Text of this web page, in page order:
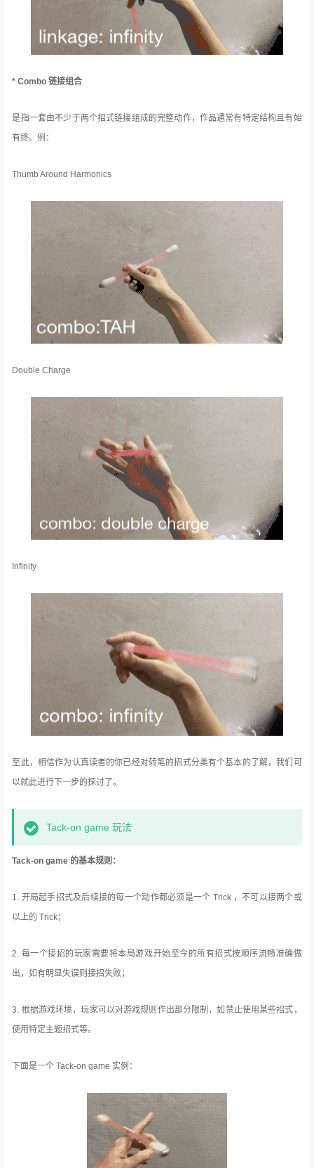
* Combo 链接组合
是指一套由不少于两个招式链接组成的完整动作，作品通常有特定结构且有始
有终。例：
Thumb Around Harmonics
Double Charge
Infinity
至此，相信作为认真读者的你已经对转笔的招式分类有个基本的了解，我们可
以就此进行下一步的探讨了。
Tack-on game 玩法
Tack-on game 的基本规则：
1. 开局起手招式及后续接的每一个动作都必须是一个 Trick ，不可以接两个或
以上的 Trick；
2. 每一个接招的玩家需要将本局游戏开始至今的所有招式按顺序流畅准确做
出，如有明显失误则接招失败；
3. 根据游戏环境，玩家可以对游戏规则作出部分限制，如禁止使用某些招式，
使用特定主题招式等。
下面是一个 Tack-on game 实例：